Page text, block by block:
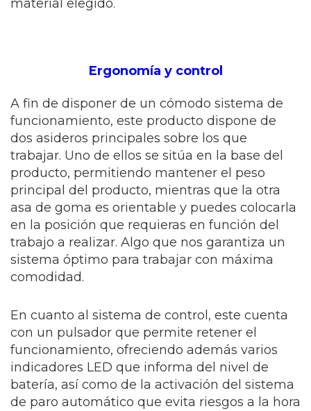
material elegido.
Ergonomía y control
A fin de disponer de un cómodo sistema de
funcionamiento, este producto dispone de
dos asideros principales sobre los que
trabajar. Uno de ellos se sitúa en la base del
producto, permitiendo mantener el peso
principal del producto, mientras que la otra
asa de goma es orientable y puedes colocarla
en la posición que requieras en función del
trabajo a realizar. Algo que nos garantiza un
sistema óptimo para trabajar con máxima
comodidad.
En cuanto al sistema de control, este cuenta
con un pulsador que permite retener el
funcionamiento, ofreciendo además varios
indicadores LED que informa del nivel de
batería, así como de la activación del sistema
de paro automático que evita riesgos a la hora